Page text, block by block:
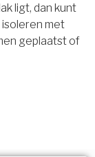
ligt, dan kunt
isoleren met
geplaatst of